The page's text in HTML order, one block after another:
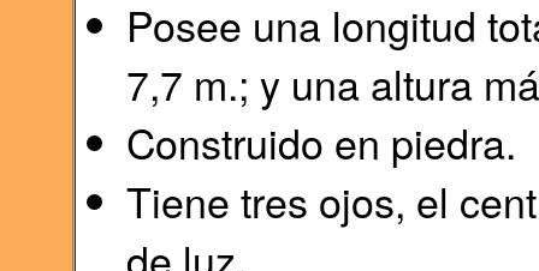
Posee una longitud
7,7 m.; y una altura
Construido en piedra.
Tiene tres ojos, el